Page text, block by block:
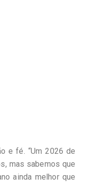
e fé. “Um 2026 de
mas sabemos que
ainda melhor que